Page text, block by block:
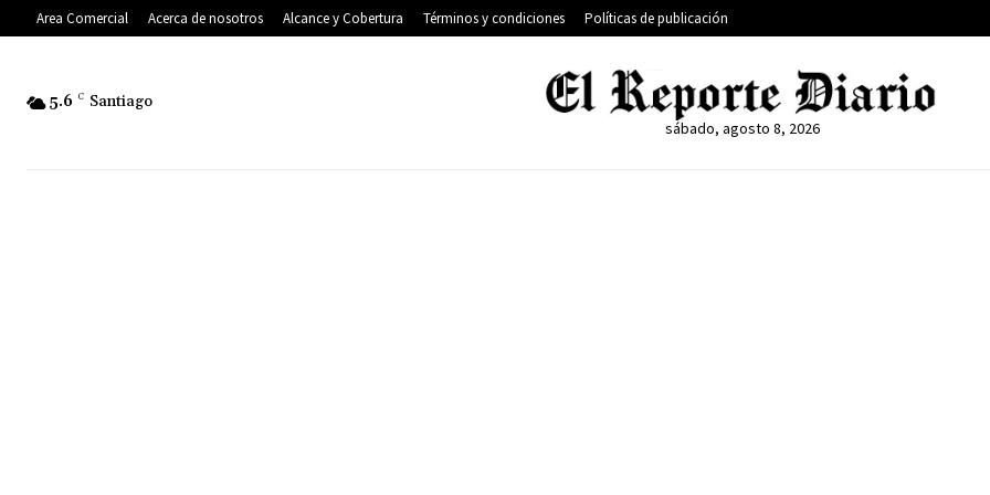
Area Comercial Acerca de nosotros Alcance y Cobertura Términos y condiciones Políticas de publicación
5.6 C Santiago
sábado, agosto 8, 2026